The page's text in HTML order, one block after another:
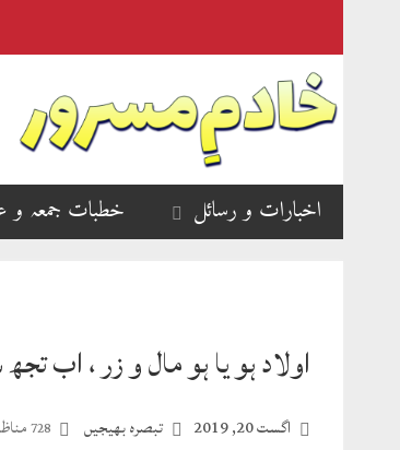
اخبارات و رسائل خطبات جمعہ و
اولاد ہو یا ہو مال و زر ، اب
تبصرہ بھیجیں اگست 20, 2019 728